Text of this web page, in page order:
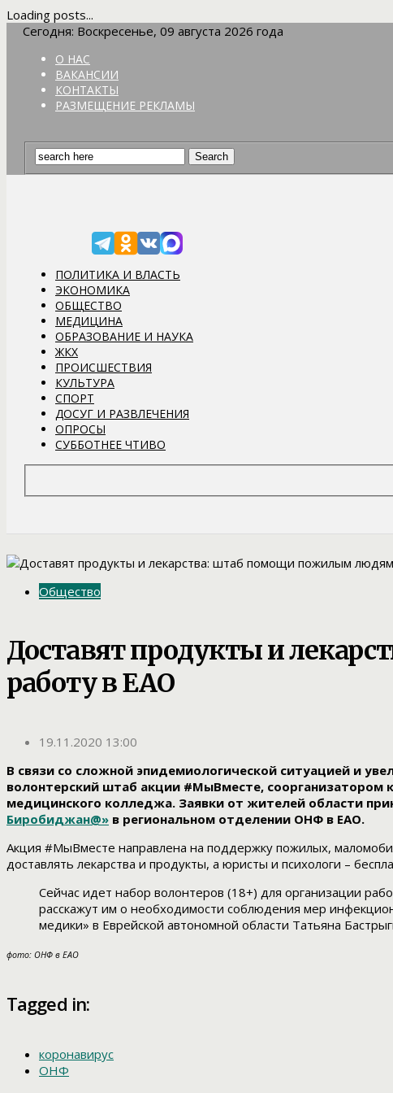
Loading posts...
Сегодня: Воскресенье, 09 августа 2026 года
О НАС
ВАКАНСИИ
КОНТАКТЫ
РАЗМЕЩЕНИЕ РЕКЛАМЫ
ПОЛИТИКА И ВЛАСТЬ
ЭКОНОМИКА
ОБЩЕСТВО
МЕДИЦИНА
ОБРАЗОВАНИЕ И НАУКА
ЖКХ
ПРОИСШЕСТВИЯ
КУЛЬТУРА
СПОРТ
ДОСУГ И РАЗВЛЕЧЕНИЯ
ОПРОСЫ
СУББОТНЕЕ ЧТИВО
Общество
Доставят продукты и
работу в ЕАО
19.11.2020 13:00
В связи со сложной эпидемиологической ситуацией и
волонтерский штаб акции #МыВместе,
медицинского колледжа. Заявки от жителей области
Биробиджан@» в региональном отделении ОНФ в ЕАО.
Акция #МыВместе направлена на поддержку пожилых,
доставлять лекарства и продукты, а юристы и психологи –
Сейчас идет набор волонтеров (18+) для организации
расскажут им о необходимости соблюдения мер
медики» в Еврейской автономной области Татьяна
фото: ОНФ в ЕАО
Tagged in:
коронавирус
ОНФ